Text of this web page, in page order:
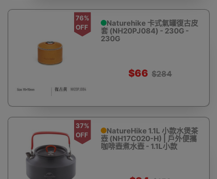
76%
OFF
Naturehike 卡式氣罐復古皮
套 (NH20PJ084) - 230G -
230G
$66 $284
37%
OFF
NatureHike 1.1L 小款水煲茶
壺 (NH17C020-H) | 戶外便攜
咖啡壺煮水壺 - 1.1L小款